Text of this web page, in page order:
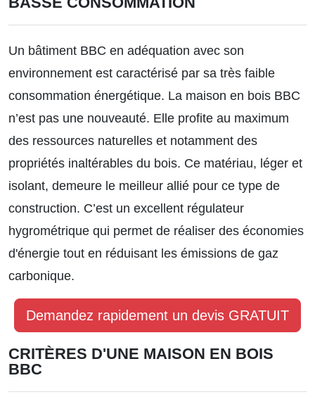
Un bâtiment BBC en adéquation avec son
environnement est caractérisé par sa très faible
consommation énergétique. La maison en bois BBC
n’est pas une nouveauté. Elle profite au maximum
des ressources naturelles et notamment des
propriétés inaltérables du bois. Ce matériau, léger et
isolant, demeure le meilleur allié pour ce type de
construction. C’est un excellent régulateur
hygrométrique qui permet de réaliser des économies
d'énergie tout en réduisant les émissions de gaz
carbonique.
Demandez rapidement un devis GRATUIT
CRITÈRES D'UNE MAISON EN BOIS
BBC